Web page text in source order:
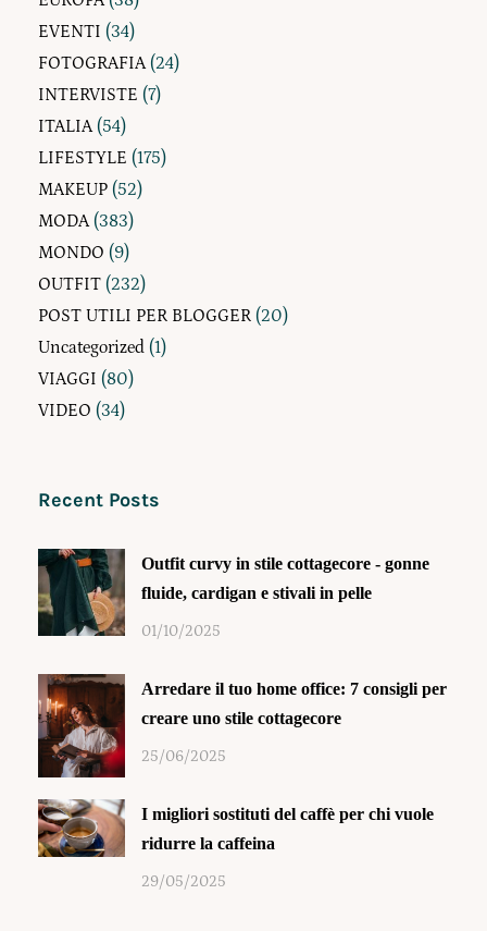
EVENTI (34)
FOTOGRAFIA(24)
INTERVISTE (7)
ITALIA(54)
LIFESTYLE (175)
MAKEUP (52)
MODA(383)
MONDO (9)
OUTFIT (232)
POST UTILI PER BLOGGER (20)
Uncategorized (1)
VIAGGI (80)
VIDEO (34)
Recent Posts
Outfit curvy in stile cottagecore - gonne
fluide, cardigan e stivali in pelle
01/10/2025
Arredare il tuo home office: 7 consigli per
creare uno stile cottagecore
25/06/2025
I migliori sostituti del caffè per chi vuole
ridurre la caffeina
29/05/2025